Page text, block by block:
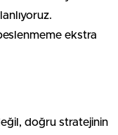
ekstra
doğru stratejinin